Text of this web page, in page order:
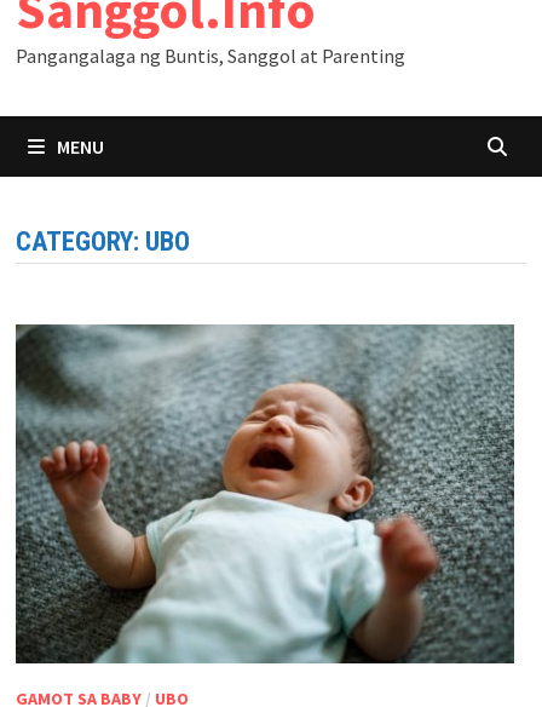
Pangangalaga ng Buntis, Sanggol at Parenting
MENU
CATEGORY: UBO
GAMOT SA BABY/ UBO